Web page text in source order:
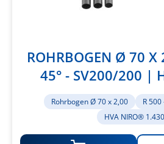
ROHRBOGEN Ø 70
45° - SV200/200 |
1.4301
Rohrbogen Ø 70 x 2,00
R
HVA NIRO®